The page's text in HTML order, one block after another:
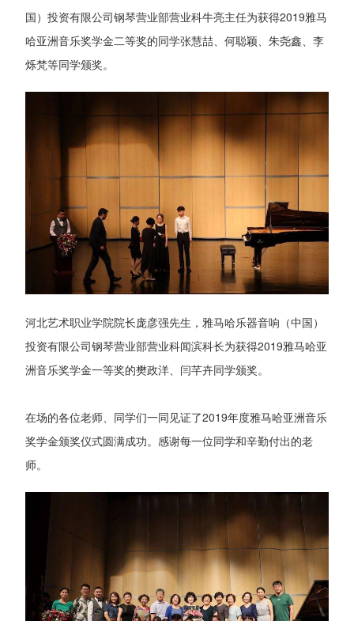
国）投资有限公司钢琴营业部营业科牛亮主任为获得2019雅马
哈亚洲音乐奖学金二等奖的同学张慧喆、何聪颖、朱尧鑫、李
烁梵等同学颁奖。
河北艺术职业学院院长庞彦强先生，雅马哈乐器音响（中国）
投资有限公司钢琴营业部营业科闻滨科长为获得2019雅马哈亚
洲音乐奖学金一等奖的樊政洋、闫芊卉同学颁奖。
在场的各位老师、同学们一同见证了2019年度雅马哈亚洲音乐
奖学金颁奖仪式圆满成功。感谢每一位同学和辛勤付出的老
师。